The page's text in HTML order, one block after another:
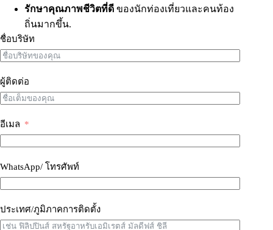
รักษาคุณภาพชีวิตที่ดี ของนักท่องเที่ยวและคนท้อง
ถิ่นมากขึ้น.
ชื่อบริษัท
ผู้ติดต่อ
อีเมล
WhatsApp/ โทรศัพท์
ประเทศ/ภูมิภาคการติดตั้ง